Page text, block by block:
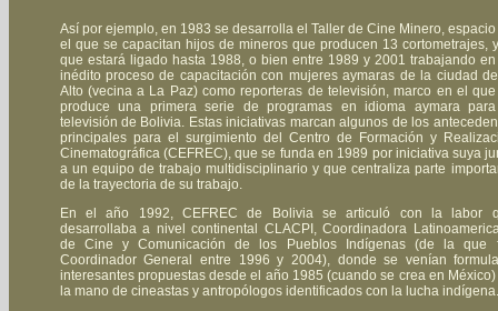
Así por ejemplo, en 1983 se desarrolla el Taller de Cine Minero,
el que se capacitan hijos de mineros que producen 13 cortometrajes,
que estará ligado hasta 1988, o bien entre 1989 y 2001 trabajando
inédito proceso de capacitación con mujeres aymaras de la ciudad
Alto (vecina a La Paz) como reporteras de televisión, marco en el
produce una primera serie de programas en idioma aymara
televisión de Bolivia. Estas iniciativas marcan algunos de los
principales para el surgimiento del Centro de Formación y
Cinematográfica (CEFREC), que se funda en 1989 por iniciativa suya
a un equipo de trabajo multidisciplinario y que centraliza parte
de la trayectoria de su trabajo.
En el año 1992, CEFREC de Bolivia se articuló con la labor
desarrollaba a nivel continental CLACPI, Coordinadora
de Cine y Comunicación de los Pueblos Indígenas (de la que
Coordinador General entre 1996 y 2004), donde se venían
interesantes propuestas desde el año 1985 (cuando se crea en
la mano de cineastas y antropólogos identificados con la lucha indígena.